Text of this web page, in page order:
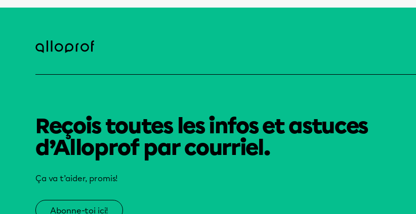
Reçois toutes les infos et astuces
d’Alloprof par courriel.
Ça va t’aider, promis!
Abonne-toi ici!